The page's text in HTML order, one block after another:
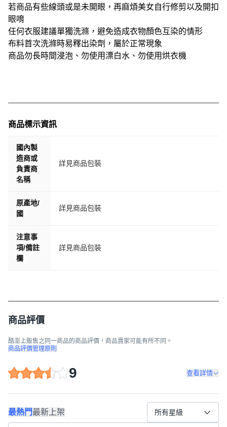
若商品有些線頭或是未開眼，再麻煩美女自行修剪以及開扣
眼唷
任何衣服建議單獨洗滌，避免造成衣物顏色互染的情形
布料首次洗滌時易釋出染劑，屬於正常現象
商品勿長時間浸泡、勿使用漂白水、勿使用烘衣機
商品標示資訊
國內製
造商或
負責商
名稱
詳見商品包裝
原產地/
國
詳見商品包裝
注意事
項/備註
欄
詳見商品包裝
商品評價
酷澎上販售之同一商品的商品評價，商品賣家可能有所不同。
商品評價管理原則
9 查看詳情
最熱門最新上架 所有星級